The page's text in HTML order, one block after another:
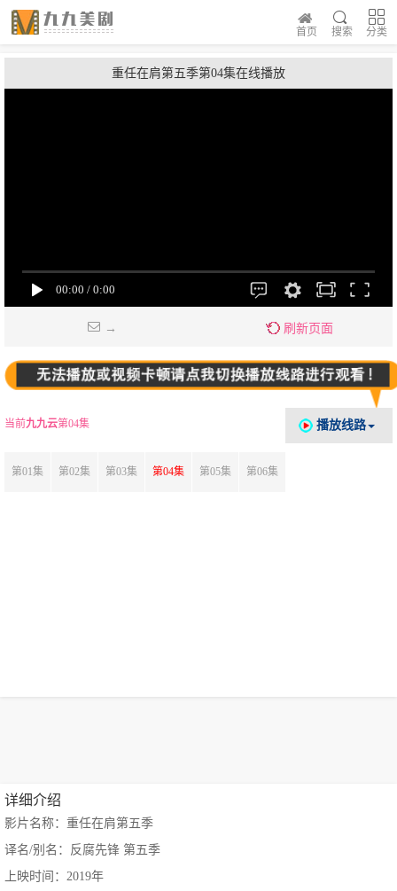
分类
搜索
首页
重任在肩第五季第04集在线播放
→ 刷新页面
播放线路
当前九九云第04集
第01集 第02集 第03集 第04集 第05集 第06集
详细介绍
影片名称：重任在肩第五季
译名/别名：反腐先锋 第五季
上映时间：2019年